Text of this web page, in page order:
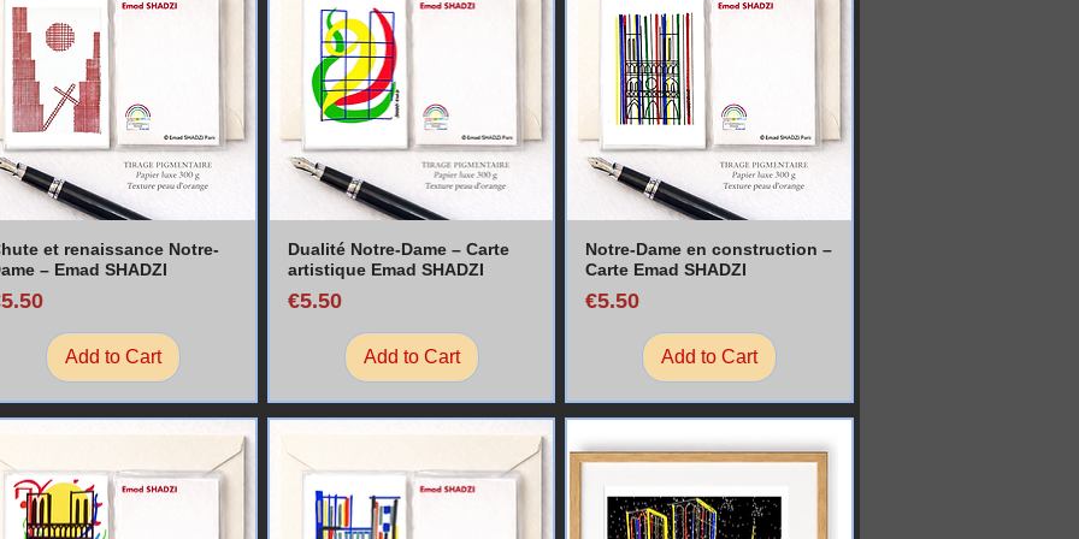
et renaissance Notre-
– Emad SHADZI
Add to Cart
Dualité Notre-Dame – Carte
artistique Emad SHADZI
Price
€5.50
Add to Cart
Notre-Dame en construction –
Carte Emad SHADZI
Price
€5.50
Add to Cart